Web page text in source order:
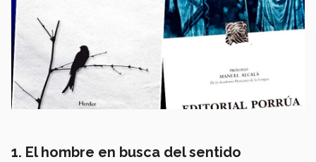
1. El hombre en busca del sentido